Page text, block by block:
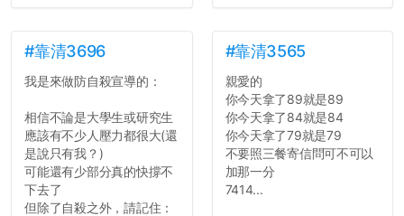
舍房間，都歡迎留言讓我知
道...
#靠清3696
我是來做防自殺宣導的：
相信不論是大學生或研究生
應該有不少人壓力都很大(還
是說只有我？)
可能還有少部分真的快撐不
下去了
但除了自殺之外，請記住：
#靠清3565
親愛的
你今天拿了89就是89
你今天拿了84就是84
你今天拿了79就是79
不要照三餐寄信問可不可以
加那一分
7414...